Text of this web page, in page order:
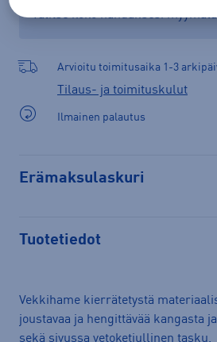
Valitse koko nähdäksesi
Arvioitu toimitusaika 1-3
Tilaus- ja toimituskulut
Ilmainen palautus
Erämaksulaskuri
Tuotetiedot
Vekkihame kierrätetystä
joustavaa ja hengittävää kangasta
sekä sivussa vetoketjullinen tasku.